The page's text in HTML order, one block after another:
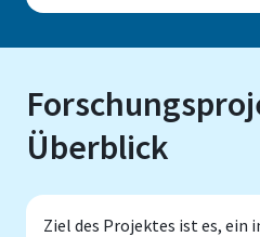
Überblick
Ziel des Projektes ist es, ein